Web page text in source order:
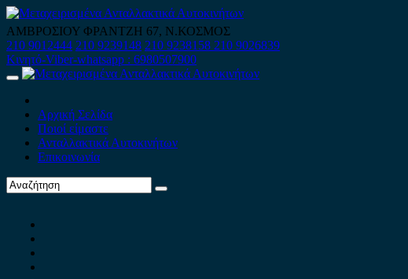
Skip
to
content
ΑΜΒΡΟΣΙΟΥ ΦΡΑΝΤΖΗ 67, Ν.ΚΟΣΜΟΣ
210 9012444 210 9239148 210 9238158 210 9026839
Κινητό-Viber-whatsapp : 6980507900
Primary
Αρχική Σελίδα
Ποιοί είμαστε
Ανταλλακτικά Αυτοκινήτων
Επικοινωνία